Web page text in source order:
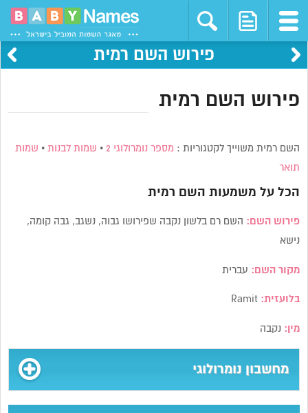
פירוש השם רמית
פירוש השם רמית
השם רמית משוייך לקטגוריות : מספר נומרולוגי 2 • שמות לבנות • שמות
תואר
הכל על משמעות השם רמית
פירוש השם: השם רם בלשון נקבה שפירושו גבוה, נשגב, גבה קומה,
נישא
מקור השם: עברית
בלועזית: Ramit
מין: נקבה
מחשבון נומרולוגי